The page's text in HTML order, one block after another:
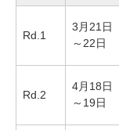
Rd.1
3月21日
～22日
Rd.2
4月18日
～19日